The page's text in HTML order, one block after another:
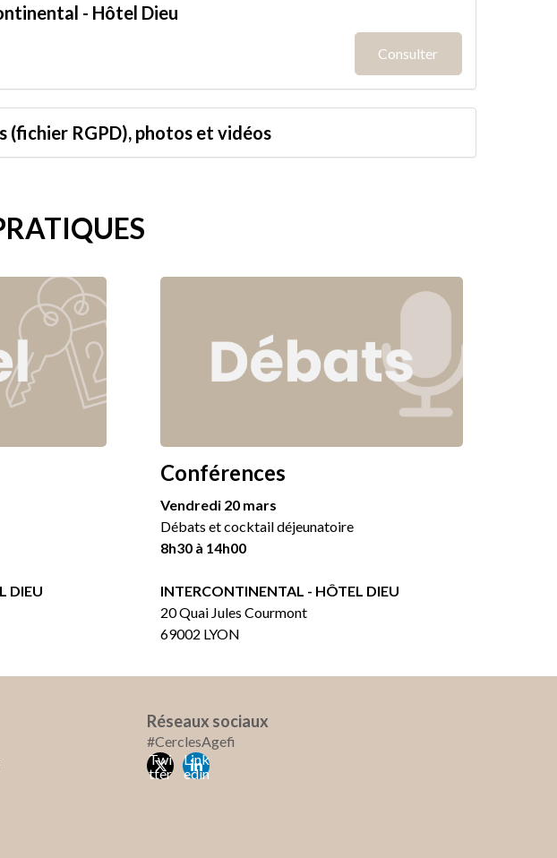
- Hôtel Dieu
Consulter
RGPD), photos et vidéos
DIEU
Conférences
Vendredi 20 mars
Débats et cocktail déjeunatoire
8h30 à 14h00
INTERCONTINENTAL - HÔTEL DIEU
20 Quai Jules Courmont
69002 LYON
Réseaux sociaux
#CerclesAgefi
Twi
tter
Link
edin